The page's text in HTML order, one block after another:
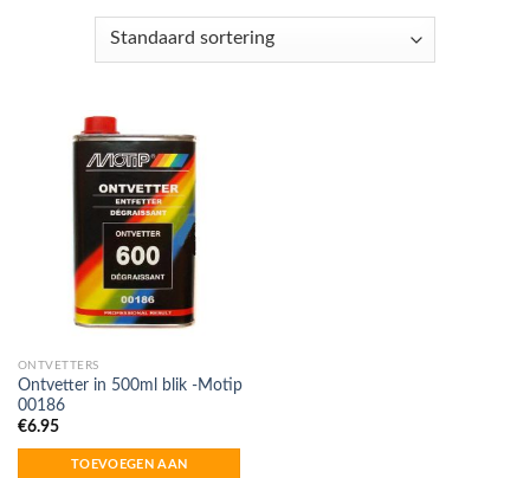
ONTVETTERS
Ontvetter in 500ml blik -Motip
00186
€6.95
TOEVOEGEN AAN